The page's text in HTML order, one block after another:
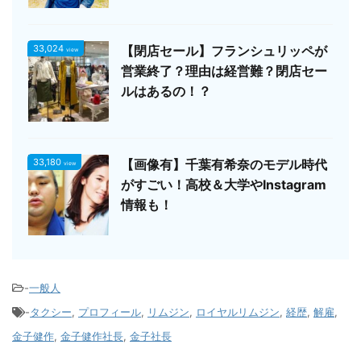
33,024 view
【閉店セール】フランシュリッペが
営業終了？理由は経営難？閉店セー
ルはあるの！？
33,180 view
【画像有】千葉有希奈のモデル時代
がすごい！高校＆大学やInstagram
情報も！
-一般人
-タクシー, プロフィール, リムジン, ロイヤルリムジン, 経歴, 解雇,
金子健作, 金子健作社長, 金子社長